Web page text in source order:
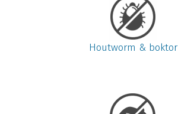
Houtworm & boktor